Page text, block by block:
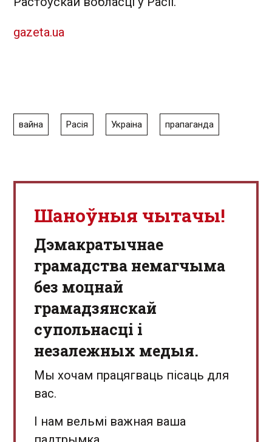
gazeta.ua
вайна Расія Украіна прапаганда
Шаноўныя чытачы!
Дэмакратычнае
грамадства немагчыма
без моцнай
грамадзянскай
супольнасці і
незалежных медыя.
Мы хочам працягваць пісаць для
вас.
І нам вельмі важная ваша